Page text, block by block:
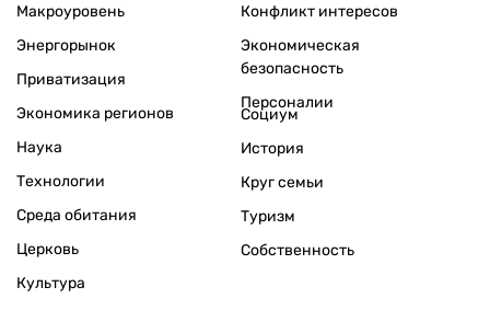
Макроуровень
Энергорынок
Приватизация
Экономика регионов
Конфликт интересов
Экономическая
безопасность
Персоналии
Наука
Технологии
Среда обитания
Церковь
Культура
Социум
История
Круг семьи
Туризм
Собственность